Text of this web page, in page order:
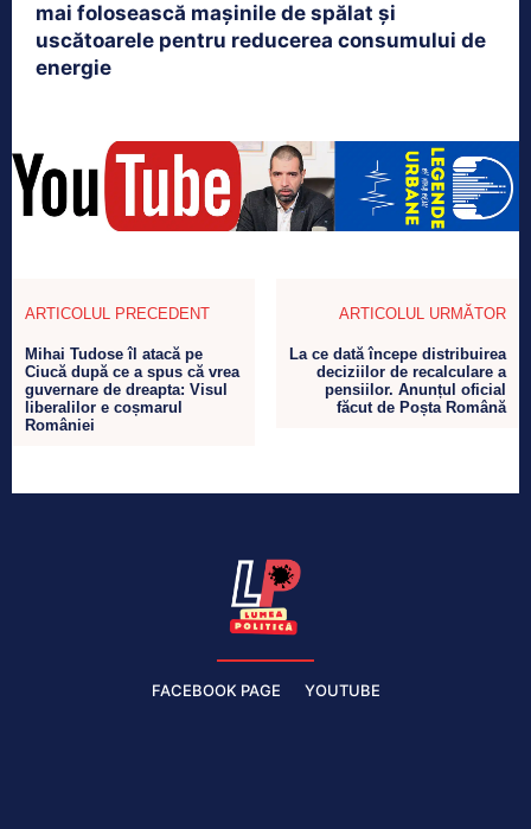
mai folosească mașinile de spălat și
uscătoarele pentru reducerea consumului de
energie
ARTICOLUL PRECEDENT
Mihai Tudose îl atacă pe
Ciucă după ce a spus că vrea
guvernare de dreapta: Visul
liberalilor e coșmarul
României
ARTICOLUL URMĂTOR
La ce dată începe distribuirea
deciziilor de recalculare a
pensiilor. Anunțul oficial
făcut de Poșta Română
FACEBOOK PAGE YOUTUBE